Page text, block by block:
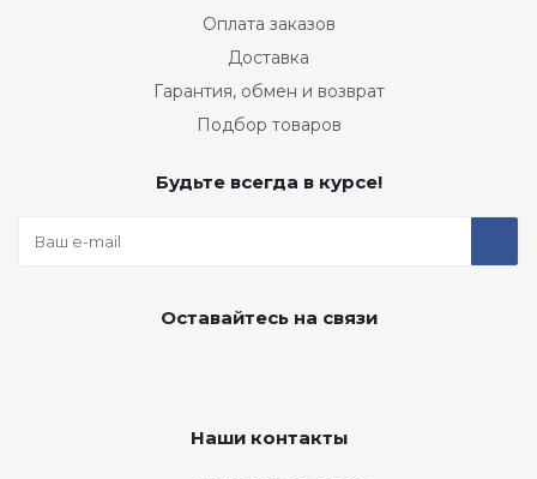
Оплата заказов
Доставка
Гарантия, обмен и возврат
Подбор товаров
Будьте всегда в курсе!
Оставайтесь на связи
Наши контакты